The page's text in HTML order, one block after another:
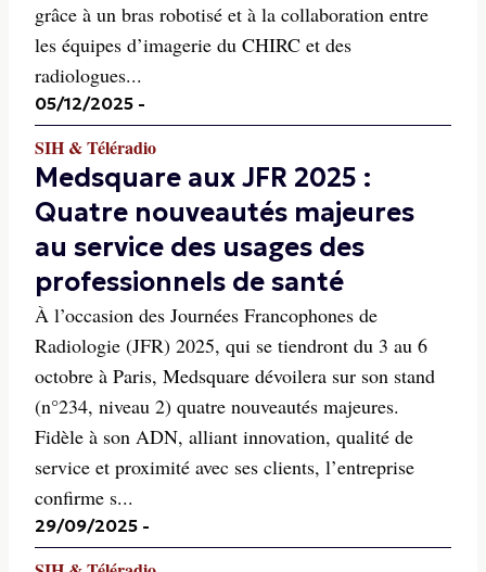
grâce à un bras robotisé et à la collaboration entre
les équipes d’imagerie du CHIRC et des
radiologues...
05/12/2025 -
SIH & Téléradio
Medsquare aux JFR 2025 :
Quatre nouveautés majeures
au service des usages des
professionnels de santé
À l’occasion des Journées Francophones de
Radiologie (JFR) 2025, qui se tiendront du 3 au 6
octobre à Paris, Medsquare dévoilera sur son stand
(n°234, niveau 2) quatre nouveautés majeures.
Fidèle à son ADN, alliant innovation, qualité de
service et proximité avec ses clients, l’entreprise
confirme s...
29/09/2025 -